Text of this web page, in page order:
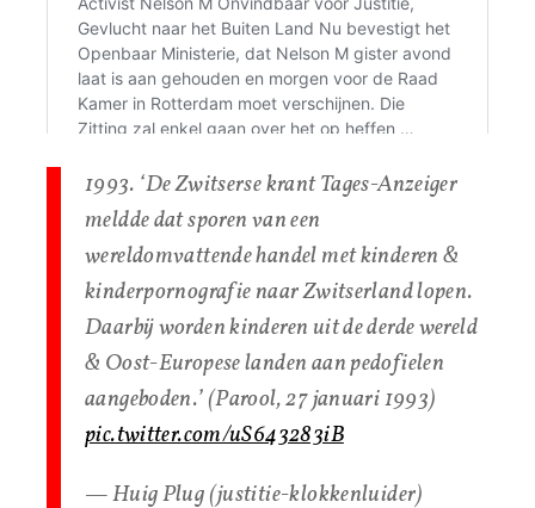
1993. ‘De Zwitserse krant Tages-Anzeiger
meldde dat sporen van een
wereldomvattende handel met kinderen &
kinderpornografie naar Zwitserland lopen.
Daarbij worden kinderen uit de derde wereld
& Oost-Europese landen aan pedofielen
aangeboden.’ (Parool, 27 januari 1993)
pic.twitter.com/uS643283iB
— Huig Plug (justitie-klokkenluider)